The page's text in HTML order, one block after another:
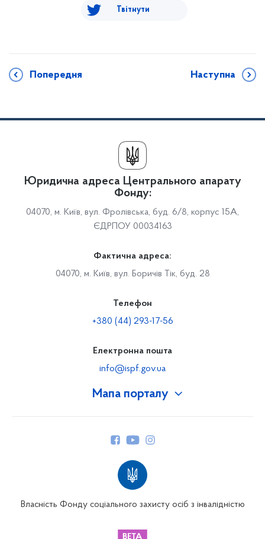
Твітнути
Попередня Наступна
Мапа порталу
Юридична адреса Центрального апарату
Фонду:
04070, м. Київ, вул. Фролівська, буд. 6/8, корпус 15А,
ЄДРПОУ 00034163
Фактична адреса:
04070, м. Київ, вул. Боричів Тік, буд. 28
Телефон
+380 (44) 293-17-56
Електронна пошта
info@ispf.gov.ua
Власність Фонду соціального захисту осіб з інвалідністю